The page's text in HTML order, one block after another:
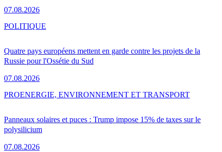
07.08.2026
Quatre pays européens mettent en garde contre les projets de la
Russie pour l'Ossétie du Sud
07.08.2026
POLITIQUE
Panneaux solaires et puces : Trump impose 15% de taxes sur le
polysilicium
07.08.2026
PROENERGIE, ENVIRONNEMENT ET TRANSPORT